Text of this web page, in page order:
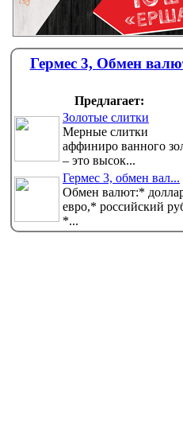
Гермес 3, Обмен
Предлагает:
Золотые слитки
Мерные слитки
аффиниро ванного
– это высок...
Гермес 3, обмен вал...
Обмен валют:*
евро,* российский
*...